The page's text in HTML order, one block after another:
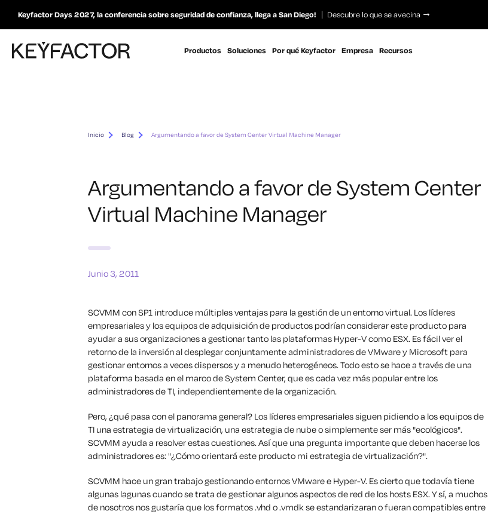
Keyfactor Days 2027, la conferencia sobre seguridad de confianza, llega a San Diego! Descubre lo que se avecina
Productos Soluciones Por qué Keyfactor Empresa Recursos
Inicio Blog Argumentando a favor de System Center Virtual Machine Manager
Argumentando a favor de System Center
Virtual Machine Manager
Junio 3, 2011
SCVMM con SP1 introduce múltiples ventajas para la gestión de un entorno virtual. Los líderes
empresariales y los equipos de adquisición de productos podrían considerar este producto para
ayudar a sus organizaciones a gestionar tanto las plataformas Hyper-V como ESX. Es fácil ver el
retorno de la inversión al desplegar conjuntamente administradores de VMware y Microsoft para
gestionar entornos a veces dispersos y a menudo heterogéneos. Todo esto se hace a través de una
plataforma basada en el marco de System Center, que es cada vez más popular entre los
administradores de TI, independientemente de la organización.
Pero, ¿qué pasa con el panorama general? Los líderes empresariales siguen pidiendo a los equipos de
TI una estrategia de virtualización, una estrategia de nube o simplemente ser más "ecológicos".
SCVMM ayuda a resolver estas cuestiones. Así que una pregunta importante que deben hacerse los
administradores es: "¿Cómo orientará este producto mi estrategia de virtualización?".
SCVMM hace un gran trabajo gestionando entornos VMware e Hyper-V. Es cierto que todavía tiene
algunas lagunas cuando se trata de gestionar algunos aspectos de red de los hosts ESX. Y sí, a muchos
de nosotros nos gustaría que los formatos .vhd o .vmdk se estandarizaran o fueran compatibles entre